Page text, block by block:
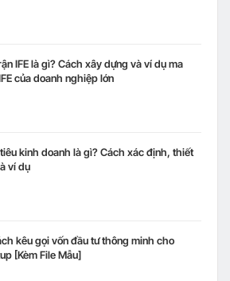
IFE là gì? Cách xây dựng và ví dụ ma
của doanh nghiệp lớn
kinh doanh là gì? Cách xác định, thiết
ví dụ
kêu gọi vốn đầu tư thông minh cho
[Kèm File Mẫu]